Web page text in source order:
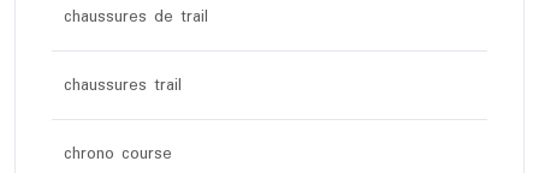
chaussures de trail
chaussures trail
chrono course